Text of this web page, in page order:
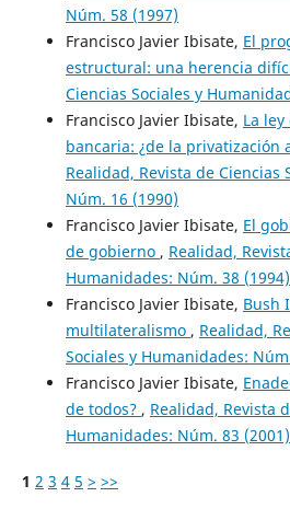
Núm. 58 (1997)
Francisco Javier Ibisate, El
estructural: una herencia
Ciencias Sociales y
Francisco Javier Ibisate, La
bancaria: ¿de la privatización
Realidad, Revista de Ciencias
Núm. 16 (1990)
Francisco Javier Ibisate, El
de gobierno , Realidad,
Humanidades: Núm. 38 (1994)
Francisco Javier Ibisate, Bush
multilateralismo , Realidad,
Sociales y Humanidades:
Francisco Javier Ibisate,
de todos? , Realidad, Revista
Humanidades: Núm. 83 (2001)
1 2 3 4 5 > >>